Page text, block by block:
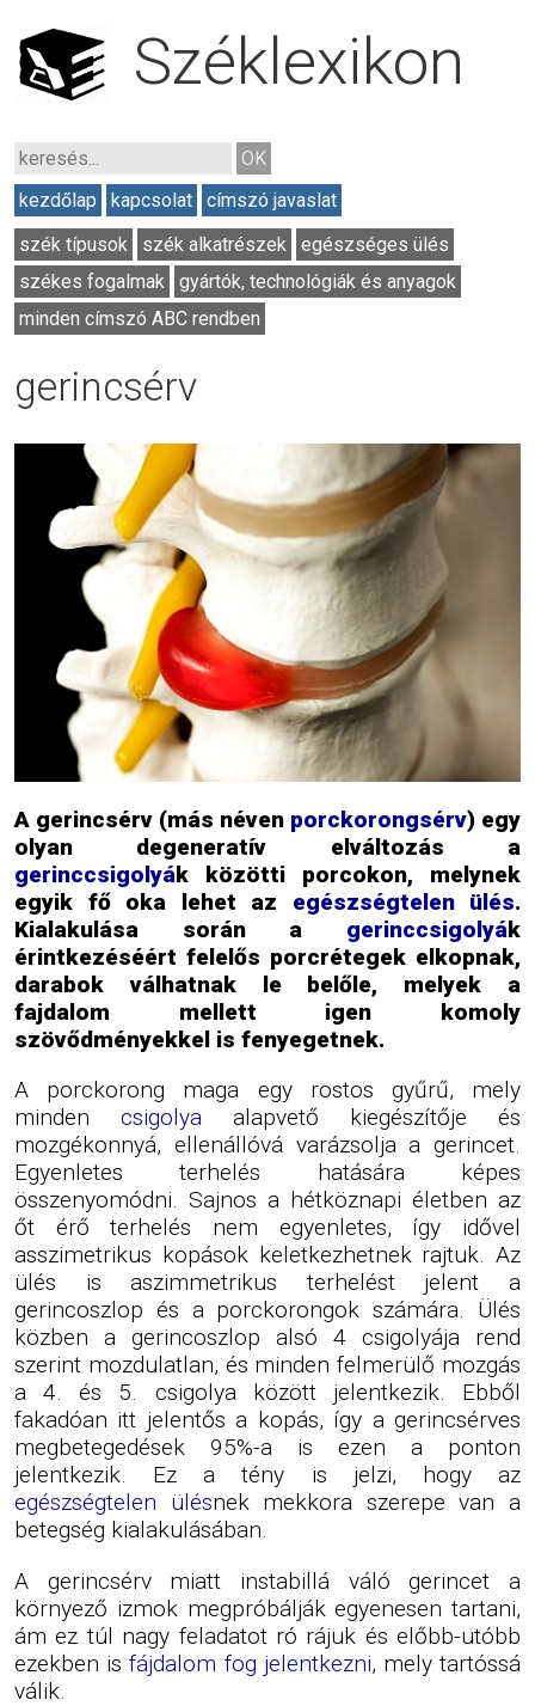
Széklexikon
kezdőlap kapcsolat
címszó javaslat
szék típusok
szék alkatrészek
egészséges ülés
székes fogalmak
gyártók, technológiák és anyagok
minden címszó ABC rendben
gerincsérv
A gerincsérv (más néven porckorongsérv) egy
olyan degeneratív elváltozás a
gerinccsigolyák közötti porcokon, melynek
egyik fő oka lehet az egészségtelen ülés.
Kialakulása során a gerinccsigolyák
érintkezéséért felelős porcrétegek elkopnak,
darabok válhatnak le belőle, melyek a
fajdalom mellett igen komoly
szövődményekkel is fenyegetnek.
A porckorong maga egy rostos gyűrű, mely
minden csigolya alapvető kiegészítője és
mozgékonnyá, ellenállóvá varázsolja a gerincet.
Egyenletes terhelés hatására képes
összenyomódni. Sajnos a hétköznapi életben az
őt érő terhelés nem egyenletes, így idővel
asszimetrikus kopások keletkezhetnek rajtuk. Az
ülés is aszimmetrikus terhelést jelent a
gerincoszlop és a porckorongok számára. Ülés
közben a gerincoszlop alsó 4 csigolyája rend
szerint mozdulatlan, és minden felmerülő mozgás
a 4. és 5. csigolya között jelentkezik. Ebből
fakadóan itt jelentős a kopás, így a gerincsérves
megbetegedések 95%-a is ezen a ponton
jelentkezik. Ez a tény is jelzi, hogy az
egészségtelen ülésnek mekkora szerepe van a
betegség kialakulásában.
A gerincsérv miatt instabillá váló gerincet a
környező izmok megpróbálják egyenesen tartani,
ám ez túl nagy feladatot ró rájuk és előbb-utóbb
ezekben isfájdalom fog jelentkezni, mely tartóssá
válik.